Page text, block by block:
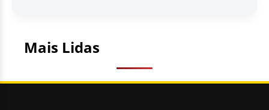
Mais Lidas